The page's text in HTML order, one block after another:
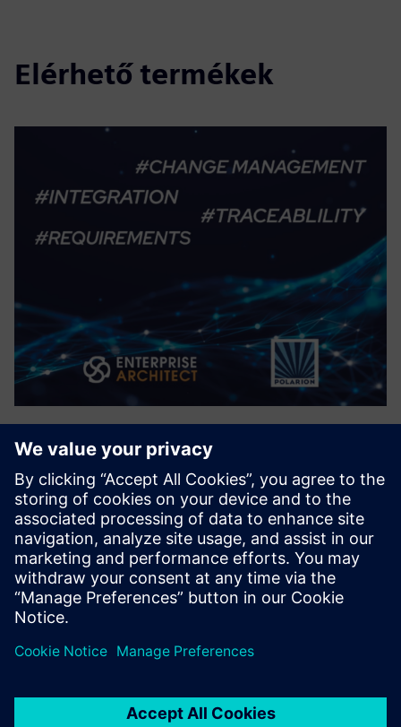
Elérhető termékek
LemonTree.Connect for Polarion
A LemonTree.connect for Polarion segítségével lehetővé
tesszük a végpontok közötti nyomon követhetőséget a
követelmények, az architektúra és a modellezés között. Az
automatizált modellverziókészítés, az integrált
követelmények és ...
További információk